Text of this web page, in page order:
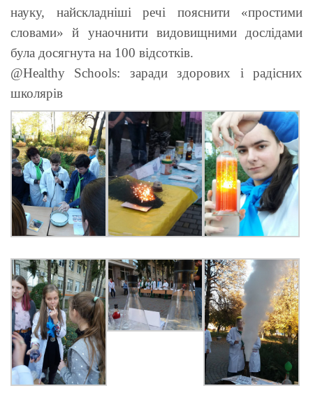
науку, найскладніші речі пояснити «простими
словами» й унаочнити видовищними дослідами
була досягнута на 100 відсотків.
@Healthy Schools: заради здорових і радісних
школярів